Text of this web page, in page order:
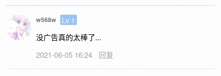
w568w
Lv 1
没广告真的太棒了...
2021-06-05 16:24
回复